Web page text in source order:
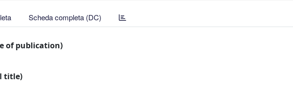
Scheda completa (DC)
of publication)
title)